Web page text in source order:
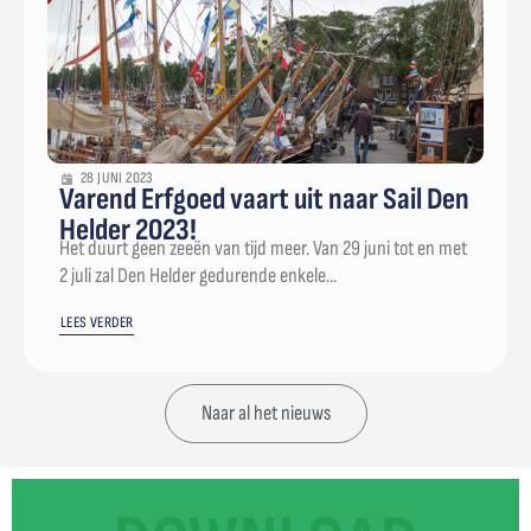
28 JUNI 2023
Varend Erfgoed vaart uit naar Sail Den
Helder 2023!
Het duurt geen zeeën van tijd meer. Van 29 juni tot en met
2 juli zal Den Helder gedurende enkele...
LEES VERDER
Naar al het nieuws